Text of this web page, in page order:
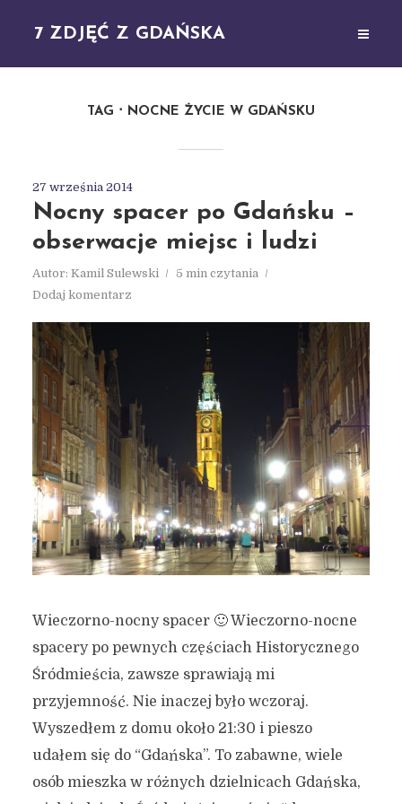
7 ZDJĘĆ Z GDAŃSKA
TAG NOCNE ŻYCIE W GDAŃSKU
27 września 2014
Nocny spacer po Gdańsku –
obserwacje miejsc i ludzi
Autor: Kamil Sulewski
5 min czytania
Dodaj komentarz
Wieczorno-nocny spacer 🙂 Wieczorno-nocne
spacery po pewnych częściach Historycznego
Śródmieścia, zawsze sprawiają mi
przyjemność. Nie inaczej było wczoraj.
Wyszedłem z domu około 21:30 i pieszo
udałem się do “Gdańska”. To zabawne, wiele
osób mieszka w różnych dzielnicach Gdańska,